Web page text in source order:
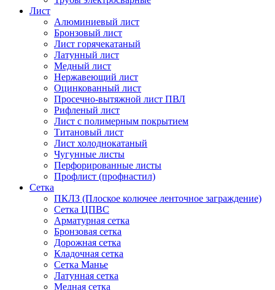
Лист
Алюминиевый лист
Бронзовый лист
Лист горячекатаный
Латунный лист
Медный лист
Нержавеющий лист
Оцинкованный лист
Просечно-вытяжной лист ПВЛ
Рифленый лист
Лист с полимерным покрытием
Титановый лист
Лист холоднокатаный
Чугунные листы
Перфорированные листы
Профлист (профнастил)
Сетка
ПКЛЗ (Плоское колючее ленточное заграждение)
Сетка ЦПВС
Арматурная сетка
Бронзовая сетка
Дорожная сетка
Кладочная сетка
Сетка Манье
Латунная сетка
Медная сетка